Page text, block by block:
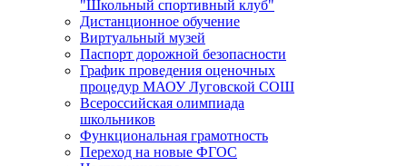
"Школьный спортивный клуб"
Дистанционное обучение
Виртуальный музей
Паспорт дорожной безопасности
График проведения оценочных
процедур МАОУ Луговской СОШ
Всероссийская олимпиада
школьников
Функциональная грамотность
Переход на новые ФГОС